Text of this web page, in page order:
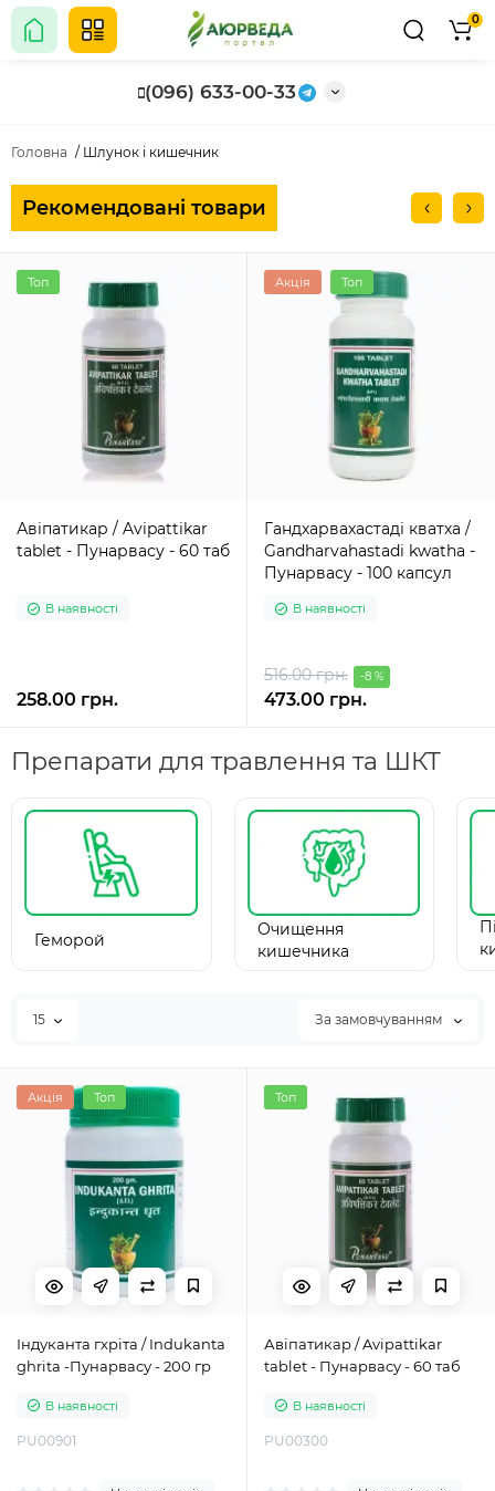
(096) 633-00-33
0
Головна Шлунок і кишечник
Рекомендовані товари
Топ
Авіпатикар / Avipattikar
tablet - Пунарвасу - 60 таб
В наявності
258.00 грн.
Акція Топ
Гандхарвахастаді кватха /
Gandharvahastadi kwatha -
Пунарвасу - 100 капсул
В наявності
516.00 грн. -8 %
473.00 грн.
Препарати для травлення та ШКТ
Геморой
Очищення
кишечника
15 За замовчуванням
Акція Топ
Індуканта гхріта / Indukanta
ghrita -Пунарвасу - 200 гр
В наявності
PU00901
Топ
Авіпатикар / Avipattikar
tablet - Пунарвасу - 60 таб
В наявності
PU00300